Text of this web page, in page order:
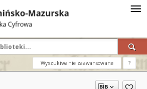
Wyszukiwanie zaawansowane ?